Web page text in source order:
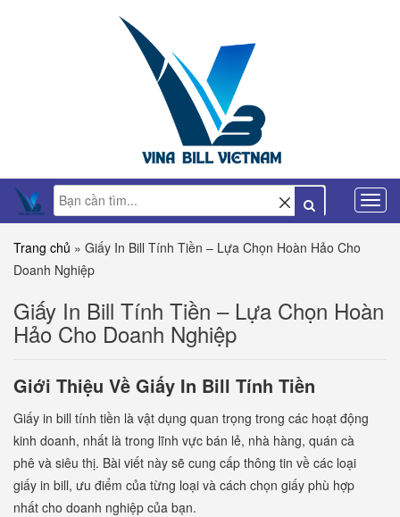
Trang chủ » Giấy In Bill Tính Tiền – Lựa Chọn Hoàn Hảo Cho
Doanh Nghiệp
Giấy In Bill Tính Tiền – Lựa Chọn Hoàn
Hảo Cho Doanh Nghiệp
Giới Thiệu Về Giấy In Bill Tính Tiền
Giấy in bill tính tiền là vật dụng quan trọng trong các hoạt động
kinh doanh, nhất là trong lĩnh vực bán lẻ, nhà hàng, quán cà
phê và siêu thị. Bài viết này sẽ cung cấp thông tin về các loại
giấy in bill, ưu điểm của từng loại và cách chọn giấy phù hợp
nhất cho doanh nghiệp của bạn.